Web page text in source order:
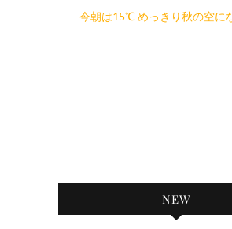
今朝は15℃ めっきり秋の空に
NEW